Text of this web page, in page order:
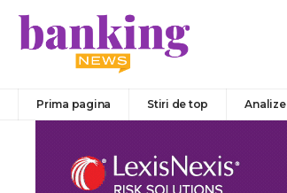
Prima pagina Stiri de top Analize